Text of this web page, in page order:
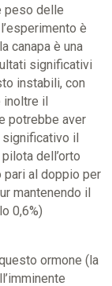
peso delle
è
canapa è una
significativi
instabili, con
inoltre il
potrebbe aver
significativo il
dell’orto
pari al doppio per
mantenendo il
0,6%)
ormone (la